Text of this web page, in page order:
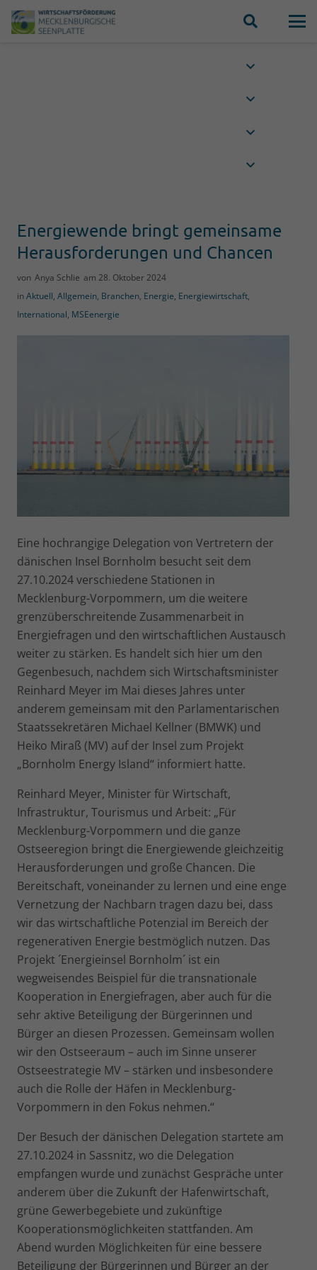
Energiewende bringt gemeinsame
Herausforderungen und Chancen
von Anya Schlie am 28. Oktober 2024
inAktuell, Allgemein, Branchen, Energie, Energiewirtschaft,
International, MSEenergie
Eine hochrangige Delegation von Vertretern der
dänischen Insel Bornholm besucht seit dem
27.10.2024 verschiedene Stationen in
Mecklenburg-Vorpommern, um die weitere
grenzüberschreitende Zusammenarbeit in
Energiefragen und den wirtschaftlichen Austausch
weiter zu stärken. Es handelt sich hier um den
Gegenbesuch, nachdem sich Wirtschaftsminister
Reinhard Meyer im Mai dieses Jahres unter
anderem gemeinsam mit den Parlamentarischen
Staatssekretären Michael Kellner (BMWK) und
Heiko Miraß (MV) auf der Insel zum Projekt
„Bornholm Energy Island“ informiert hatte.
Reinhard Meyer, Minister für Wirtschaft,
Infrastruktur, Tourismus und Arbeit: „Für
Mecklenburg-Vorpommern und die ganze
Ostseeregion bringt die Energiewende gleichzeitig
Herausforderungen und große Chancen. Die
Bereitschaft, voneinander zu lernen und eine enge
Vernetzung der Nachbarn tragen dazu bei, dass
wir das wirtschaftliche Potenzial im Bereich der
regenerativen Energie bestmöglich nutzen. Das
Projekt ´Energieinsel Bornholm´ ist ein
wegweisendes Beispiel für die transnationale
Kooperation in Energiefragen, aber auch für die
sehr aktive Beteiligung der Bürgerinnen und
Bürger an diesen Prozessen. Gemeinsam wollen
wir den Ostseeraum – auch im Sinne unserer
Ostseestrategie MV – stärken und insbesondere
auch die Rolle der Häfen in Mecklenburg-
Vorpommern in den Fokus nehmen.“
Der Besuch der dänischen Delegation startete am
27.10.2024 in Sassnitz, wo die Delegation
empfangen wurde und zunächst Gespräche unter
anderem über die Zukunft der Hafenwirtschaft,
grüne Gewerbegebiete und zukünftige
Kooperationsmöglichkeiten stattfanden. Am
Abend wurden Möglichkeiten für eine bessere
Beteiligung der Bürgerinnen und Bürger an der